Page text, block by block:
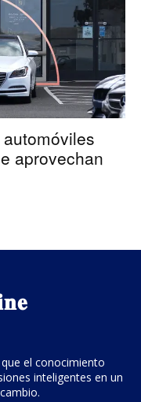
aprovechan
el conocimiento
inteligentes en un